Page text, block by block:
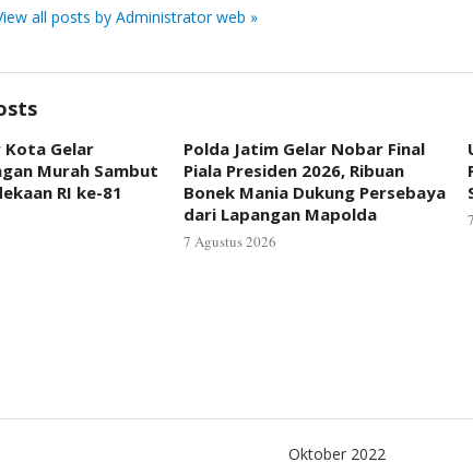
all posts by Administrator web »
Gelar
Murah Sambut
RI ke-81
Polda Jatim Gelar Nobar Final
Piala Presiden 2026, Ribuan
Bonek Mania Dukung Persebaya
dari Lapangan Mapolda
7 Agustus 2026
Oktober 2022